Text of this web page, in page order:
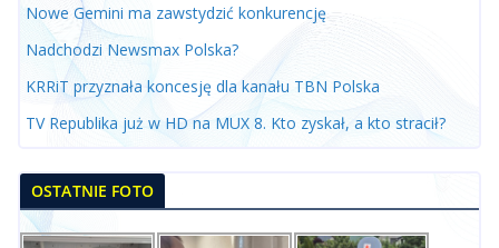
Nowe Gemini ma zawstydzić konkurencję
Nadchodzi Newsmax Polska?
KRRiT przyznała koncesję dla kanału TBN Polska
TV Republika już w HD na MUX 8. Kto zyskał, a kto stracił?
OSTATNIE FOTO